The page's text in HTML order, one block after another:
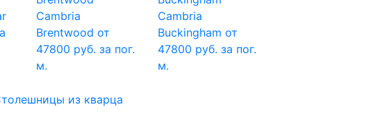
Cambria
Brentwood от
47800 руб. за пог.
м.
Cambria
Buckingham от
47800 руб. за пог.
м.
из кварца